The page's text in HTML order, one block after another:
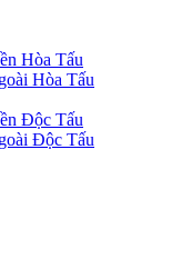
Hòa Tấu
Hòa Tấu
Độc Tấu
Độc Tấu